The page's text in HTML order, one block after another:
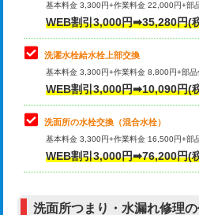
排水管工事（排水管工事/3ｍまで）
排水管工事（追加 排水管工事/3ｍ超
え）
マス交換（土の掘削・埋め戻し作
マス交換（深さ50㎝未満）
マス交換（深さ50㎝以上）
その他部品の脱着
交換・取付（タンク）
交換・取付(単水栓（壁付・デッキ
式）)
交換・取付(混合水栓（壁付・デッ
式・ワンホール）)
（P/S/ポップアップ））
基本料金 3,300円+作業料金 22,000円+部
WEB割引3,000円➡35,280円(
洗濯水栓給水栓上部交換
基本料金 3,300円+作業料金 8,800円+部
WEB割引3,000円➡10,090円(
洗面所の水栓交換（混合水栓）
基本料金 3,300円+作業料金 16,500円+部
WEB割引3,000円➡76,200円(
洗面所つまり・水漏れ修理